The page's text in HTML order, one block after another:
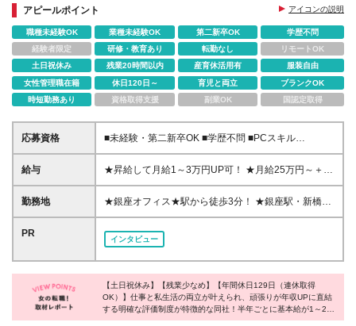
★残業月20h程度
★時短のママさんも活躍中
★上場を見据える急成長企業
アピールポイント アイコンの説明
職種未経験OK 業種未経験OK 第二新卒OK
学歴不問
経験者限定
研修・教育あり 転勤なし
リモートOK
土日祝休み
残業20時間以内 産育休活用有
服装自由
女性管理職在籍
休日120日～ 育児と両立
ブランクOK
時短勤務あり
資格取得支援 副業OK 国認定取得
応募資格
■未経験・第二新卒OK ■学歴不問 ■PCスキル
（Excel・Wordで簡単な資料作成をしたことがある
方） ＼こんな方にピッタリです！／ ◎人と話すこと
◎誰かの役に立つ仕事がしたい方 ◎紹介・提案する
ことが好きな方
給与
★昇給して月給1～3万円UP可！ ★月給25万円～＋賞
与年2回＋業績賞与 ※月給の金額は、スキルや経験を
考慮の上、決定します。 ※試用期間6ヶ月あり（試用
せん。） ※上記給与は固定時間外労働手当40時間分
際の残業時間は月平均20時間程度ですが、その場合も
固定残業代は全額支給されます。 ＜業績賞与につい
て＞ 全体の売り上げが達成となれば業績賞与が出ま
勤務地
★銀座オフィス★駅から徒歩3分！ ★銀座駅・新橋駅
からも徒歩通勤できる好立地！ 【東京オフィス】 東
京都中央区銀座7-17-2 アーク銀座ビルディング6F
※(変更の範囲)なし
PR
インタビュー
【土日祝休み】【残業少なめ】【年間休日129日（連休取得
OK）】仕事と私生活の両立が叶えられ、頑張りが年収UPに直結
する明確な評価制度が特徴的な同社！半年ごとに基本給が1～2万
円アップするため、収入が2倍近くになった社員もいるのだと